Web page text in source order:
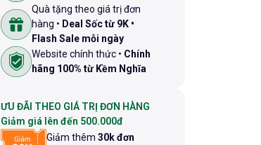
Quà tặng theo giá trị đơn
hàng • Deal Sốc từ 9K •
Flash Sale mỗi ngày
Website chính thức • Chính
hãng 100% từ Kềm Nghĩa
ƯU ĐÃI THEO GIÁ TRỊ ĐƠN HÀNG
Giảm giá lên đến 500.000đ
Giảm thêm 30k đơn